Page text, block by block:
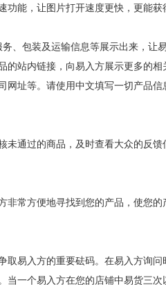
功能，让图片打开速度更快，更能获
、包装及运输信息等展示出来，让
的站内链接，向易入方展示更多的相
网址等。请使用中文填写一切产品信
未通过的商品，及时查看大众的反馈
非常方便地寻找到您的产品，使您的
取易入方的重要砝码。在易入方询问
当一个易入方在您的店铺中易货三次